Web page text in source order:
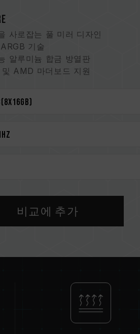
사로잡는 풀 미러 디자인
기술
알루미늄 합금 방열판
AMD 마더보드 지원
Profile 원터치 오버클럭 지원
명특허(인증번호: I703920)
는 플랫폼 관련 정보는
주파수, 브랜드, 모델이 상이한 메
테스트를 통해 페어링 됐습니다. 다
의 최종 작동 주파수는 시스템
2.0(Intel) 가 활성화되지 않은 경
DDR4-2133/2400 또는 그 이하로
2.0 는 사용자가 수동으로 활성화
비교에 추가